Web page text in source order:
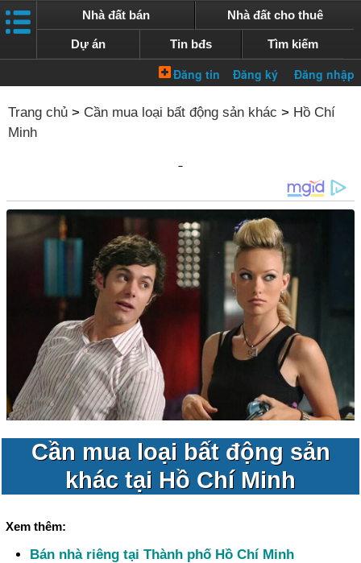
Nhà đất bán Nhà đất cho thuê
Dự án Tin bđs Tìm kiếm
Trang chủ > Cần mua loại bất động sản khác > Hồ Chí
Minh
Cần mua loại bất động sản
khác tại Hồ Chí Minh
Xem thêm:
Bán nhà riêng tại Thành phố Hồ Chí Minh